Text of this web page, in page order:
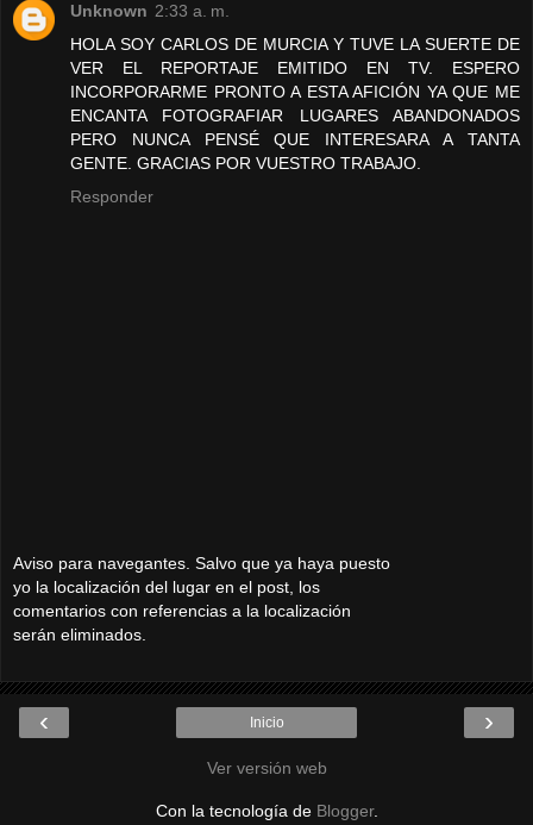
Unknown 2:33 a. m.
HOLA SOY CARLOS DE MURCIA Y TUVE LA SUERTE DE
VER EL REPORTAJE EMITIDO EN TV. ESPERO
INCORPORARME PRONTO A ESTA AFICIÓN YA QUE ME
ENCANTA FOTOGRAFIAR LUGARES ABANDONADOS
PERO NUNCA PENSÉ QUE INTERESARA A TANTA
GENTE. GRACIAS POR VUESTRO TRABAJO.
Responder
Aviso para navegantes. Salvo que ya haya puesto
yo la localización del lugar en el post, los
comentarios con referencias a la localización
serán eliminados.
‹ ›
Inicio
Ver versión web
Con la tecnología de Blogger.